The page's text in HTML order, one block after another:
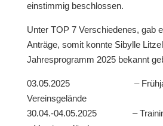
einstimmig beschlossen.
Unter TOP 7 Verschiedenes, gab
Anträge, somit konnte Sibylle
Jahresprogramm 2025 bekannt
03.05.2025 –
Vereinsgelände
30.04.-04.05.2025 –